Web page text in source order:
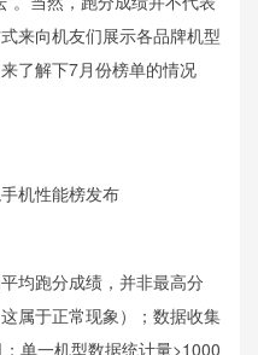
来向机友们展示各品牌机型
了解下7月份榜单的情况
均跑分成绩，并非最高分
属于正常现象）；数据收集
单一机型数据统计量>1000